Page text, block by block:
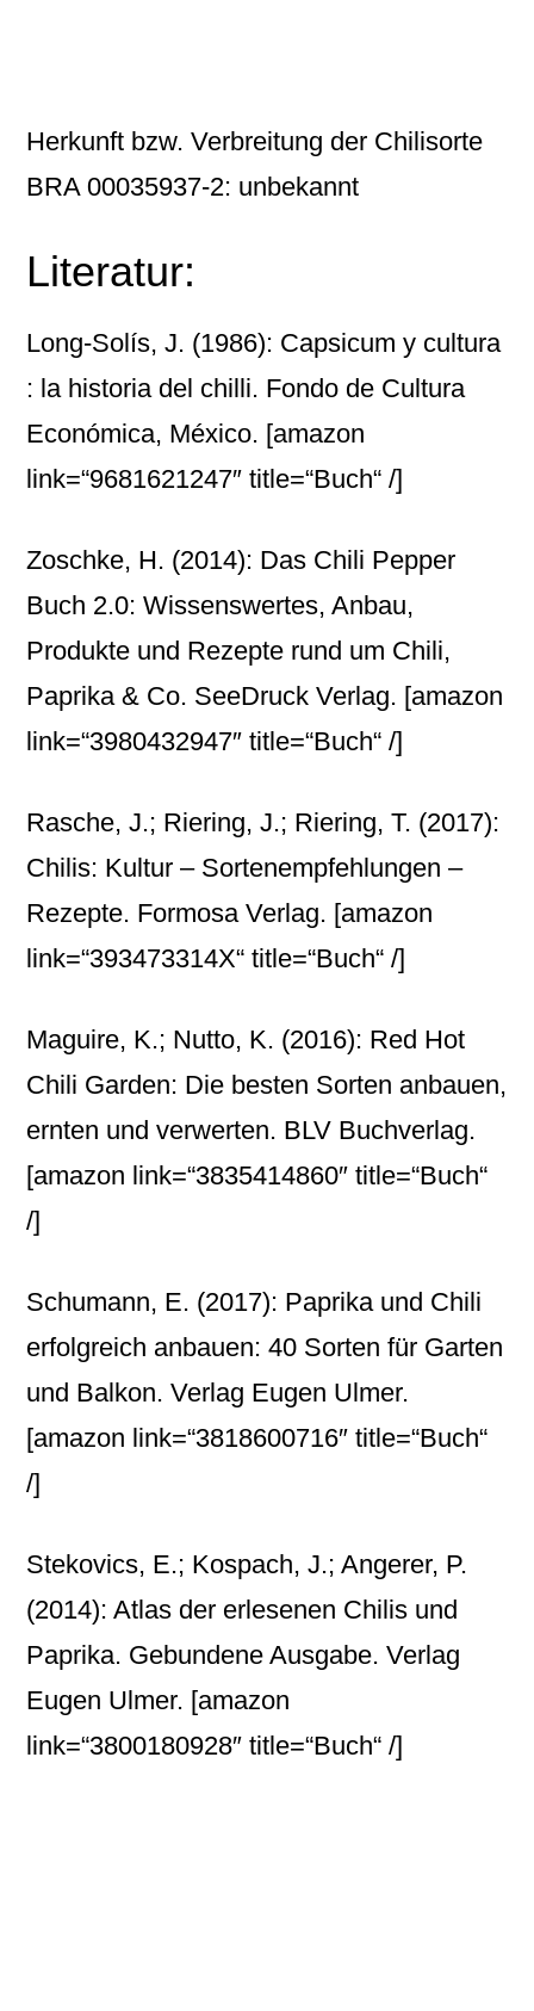
Herkunft bzw. Verbreitung der Chilisorte
BRA 00035937-2: unbekannt
Literatur:
Long-Solís, J. (1986): Capsicum y cultura
: la historia del chilli. Fondo de Cultura
Económica, México. [amazon
link=“9681621247″ title=“Buch“ /]
Zoschke, H. (2014): Das Chili Pepper
Buch 2.0: Wissenswertes, Anbau,
Produkte und Rezepte rund um Chili,
Paprika & Co. SeeDruck Verlag. [amazon
link=“3980432947″ title=“Buch“ /]
Rasche, J.; Riering, J.; Riering, T. (2017):
Chilis: Kultur – Sortenempfehlungen –
Rezepte. Formosa Verlag. [amazon
link=“393473314X“ title=“Buch“ /]
Maguire, K.; Nutto, K. (2016): Red Hot
Chili Garden: Die besten Sorten anbauen,
ernten und verwerten. BLV Buchverlag.
[amazon link=“3835414860″ title=“Buch“
/]
Schumann, E. (2017): Paprika und Chili
erfolgreich anbauen: 40 Sorten für Garten
und Balkon. Verlag Eugen Ulmer.
[amazon link=“3818600716″ title=“Buch“
/]
Stekovics, E.; Kospach, J.; Angerer, P.
(2014): Atlas der erlesenen Chilis und
Paprika. Gebundene Ausgabe. Verlag
Eugen Ulmer. [amazon
link=“3800180928″ title=“Buch“ /]